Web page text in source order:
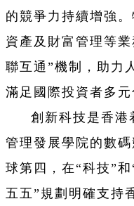
的競爭力持續增強
資產及財富管理等
聯互通”機制，助力
滿足國際投資者多元
創新科技是香港
管理發展學院的數
球第四，在“科技”
五五”規劃明確支持